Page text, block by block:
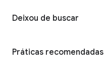
Deixou de buscar
Práticas recomendadas